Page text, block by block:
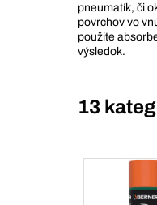
pneumatík, či
povrchov vo
použite
výsledok.
13